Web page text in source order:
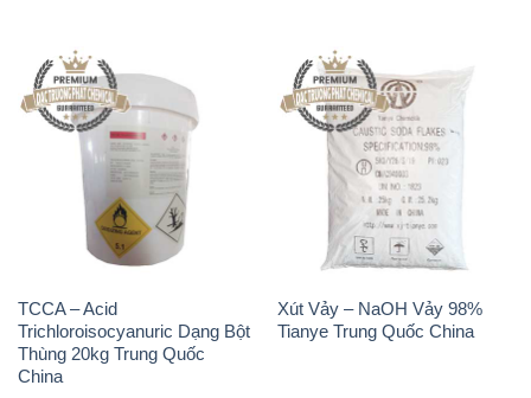
TCCA – Acid
Trichloroisocyanuric Dạng Bột
Thùng 20kg Trung Quốc
China
Xút Vảy – NaOH Vảy 98%
Tianye Trung Quốc China